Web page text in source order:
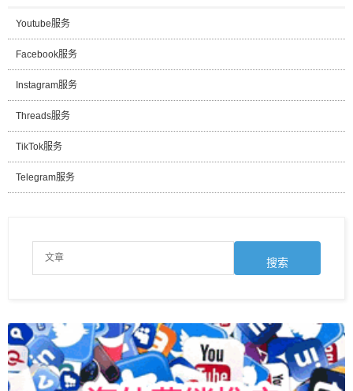
Youtube服务
Facebook服务
Instagram服务
Threads服务
TikTok服务
Telegram服务